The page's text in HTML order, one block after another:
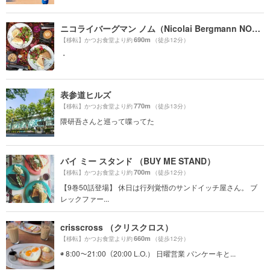
ニコライバーグマン ノム（Nicolai Bergmann NOMU ）
【移転】かつお食堂より約690m （徒歩12分）
・
表参道ヒルズ
【移転】かつお食堂より約770m （徒歩13分）
隈研吾さんと巡って喋ってた
バイ ミー スタンド （BUY ME STAND）
【移転】かつお食堂より約700m （徒歩12分）
【9巻50話登場】 休日は行列覚悟のサンドイッチ屋さん。 ブ
レックファー...
crisscross （クリスクロス）
【移転】かつお食堂より約660m （徒歩12分）
◉ 8:00〜21:00（20:00 L.O.） 日曜営業 パンケーキと...